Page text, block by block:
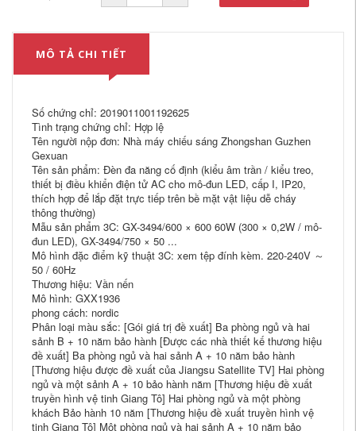
MÔ TẢ CHI TIẾT
Số chứng chỉ: 2019011001192625
Tình trạng chứng chỉ: Hợp lệ
Tên người nộp đơn: Nhà máy chiếu sáng Zhongshan Guzhen
Gexuan
Tên sản phẩm: Đèn đa năng cố định (kiểu âm trần / kiểu treo,
thiết bị điều khiển điện tử AC cho mô-đun LED, cấp I, IP20,
thích hợp để lắp đặt trực tiếp trên bề mặt vật liệu dễ cháy
thông thường)
Mẫu sản phẩm 3C: GX-3494/600 × 600 60W (300 × 0,2W / mô-
đun LED), GX-3494/750 × 50 ...
Mô hình đặc điểm kỹ thuật 3C: xem tệp đính kèm. 220-240V ～
50 / 60Hz
Thương hiệu: Vần nến
Mô hình: GXX1936
phong cách: nordic
Phân loại màu sắc: [Gói giá trị đề xuất] Ba phòng ngủ và hai
sảnh B + 10 năm bảo hành [Được các nhà thiết kế thương hiệu
đề xuất] Ba phòng ngủ và hai sảnh A + 10 năm bảo hành
[Thương hiệu được đề xuất của Jiangsu Satellite TV] Hai phòng
ngủ và một sảnh A + 10 bảo hành năm [Thương hiệu đề xuất
truyền hình vệ tinh Giang Tô] Hai phòng ngủ và một phòng
khách Bảo hành 10 năm [Thương hiệu đề xuất truyền hình vệ
tinh Giang Tô] Một phòng ngủ và hai sảnh A + 10 năm bảo